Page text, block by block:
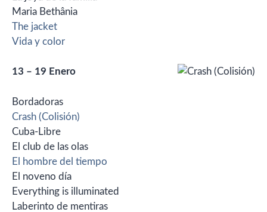
Maria Bethânia
The jacket
Vida y color
13 – 19 Enero
Bordadoras
Crash (Colisión)
Cuba-Libre
El club de las olas
El hombre del tiempo
El noveno día
Everything is illuminated
Laberinto de mentiras